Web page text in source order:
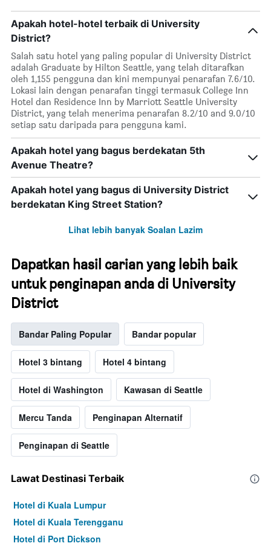
Apakah hotel-hotel terbaik di University
District?
Salah satu hotel yang paling popular di University District
adalah Graduate by Hilton Seattle, yang telah ditarafkan
oleh 1,155 pengguna dan kini mempunyai penarafan 7.6/10.
Lokasi lain dengan penarafan tinggi termasuk College Inn
Hotel dan Residence Inn by Marriott Seattle University
District, yang telah menerima penarafan 8.2/10 and 9.0/10
setiap satu daripada para pengguna kami.
Apakah hotel yang bagus berdekatan 5th
Avenue Theatre?
Apakah hotel yang bagus di University District
berdekatan King Street Station?
Lihat lebih banyak Soalan Lazim
Dapatkan hasil carian yang lebih baik
untuk penginapan anda di University
District
Bandar Paling Popular Bandar popular
Hotel 3 bintang Hotel 4 bintang
Hotel di Washington Kawasan di Seattle
Mercu Tanda Penginapan Alternatif
Penginapan di Seattle
Lawat Destinasi Terbaik
Hotel di Kuala Lumpur
Hotel di Kuala Terengganu
Hotel di Port Dickson